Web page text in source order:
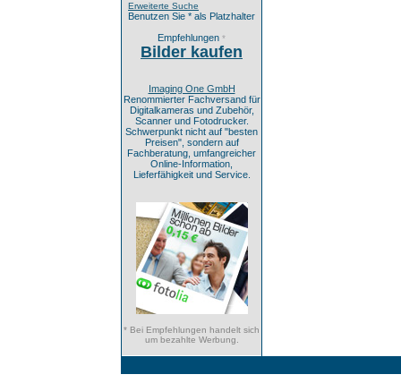
Erweiterte Suche
Benutzen Sie * als Platzhalter
Empfehlungen *
Bilder kaufen
Imaging One GmbH
Renommierter Fachversand für
Digitalkameras und Zubehör,
Scanner und Fotodrucker.
Schwerpunkt nicht auf "besten
Preisen", sondern auf
Fachberatung, umfangreicher
Online-Information,
Lieferfähigkeit und Service.
* Bei Empfehlungen handelt sich
um bezahlte Werbung.